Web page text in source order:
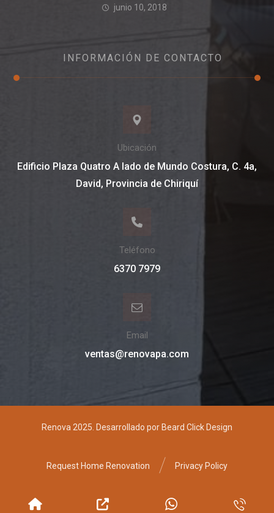
junio 10, 2018
INFORMACIÓN DE CONTACTO
Ubicación
Edificio Plaza Quatro A lado de Mundo Costura, C. 4a,
David, Provincia de Chiriquí
Teléfono
6370 7979
Email
ventas@renovapa.com
Renova 2025. Desarrollado por Beard Click Design
Privacy Policy
Request Home Renovation